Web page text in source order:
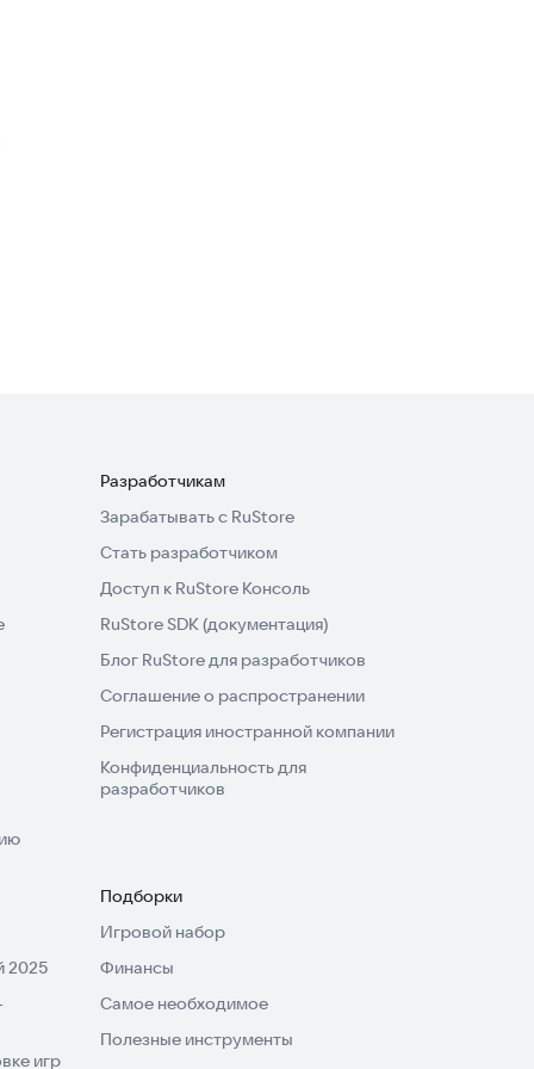
Разработчикам
Зарабатывать с RuStore
Стать разработчиком
Доступ к RuStore Консоль
RuStore SDK (документация)
Блог RuStore для разработчиков
Соглашение о распространении
Регистрация иностранной компании
Конфиденциальность для
разработчиков
2025
игр
Подборки
Игровой набор
Финансы
Самое необходимое
Полезные инструменты